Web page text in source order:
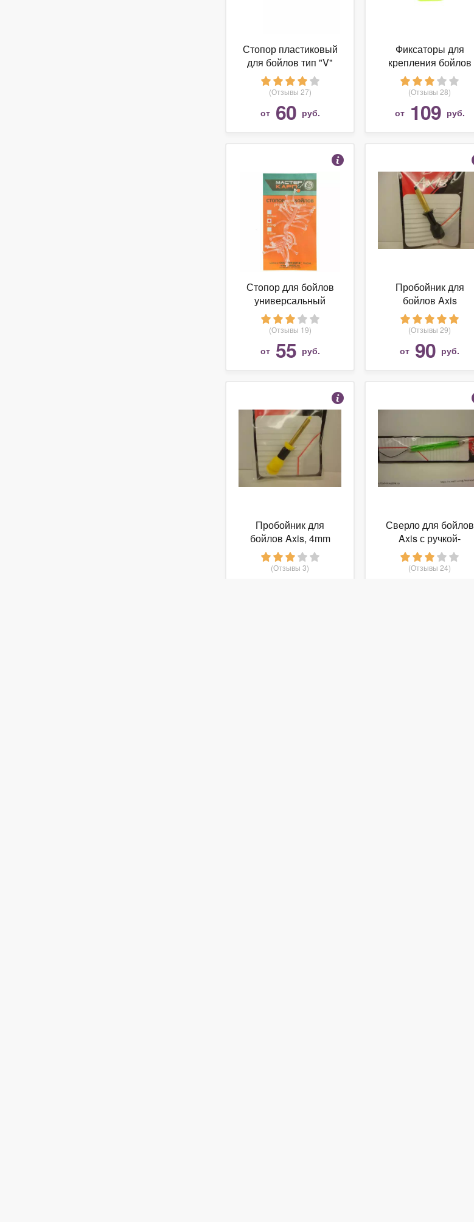
Стопор пластиковый
для бойлов тип "V"
Stonfo 60
(Отзывы 27)
от 60 руб.
Фиксаторы для
крепления бойлов
"Mikado", размер S, M,
L, желтые (6 штук)
(Отзывы 28)
от 109 руб.
Стопор для бойлов
универсальный
больш. 35мм (под
бойлы 30мм)
(Отзывы 19)
от 55 руб.
Пробойник для
бойлов Axis
(Отзывы 29)
от 90 руб.
Пробойник для
бойлов Axis, 4mm
(Отзывы 3)
Сверло для бойлов
Axis с ручкой-
контейнером
(Отзывы 24)